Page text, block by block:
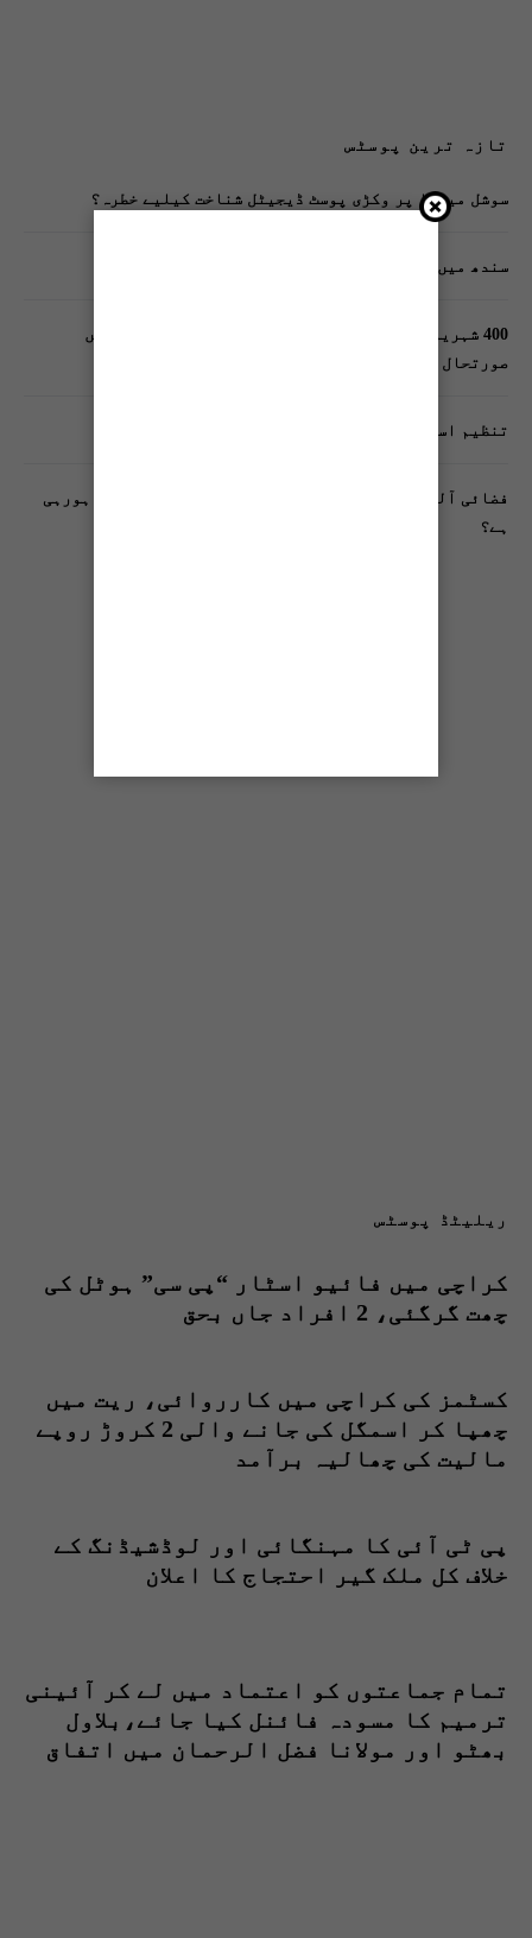
تازہ ترین پوسٹس
سوشل میڈیا پر وکڑی پوسٹ ڈیجیٹل شناخت کیلیے خطرہ؟
سندھ میں گاڑیوں کی انشورنس لازمی قرار
400 شہریوں کیلئے ایک پولیس اہلکار لازمی، کراچی میں
صورتحال کیا ہے؟
تنظیم اسلامی کے زیرِ اہتمام ملک گیر آگاہی مہم!
فضائی آلودگی انسانی دماغ کیلیے کیسے خطرناک ثابت ہورہی
ہے؟
ریلیٹڈ پوسٹس
کراچی میں فائیو اسٹار “پی سی” ہوٹل کی
چھت گرگئی، 2 افراد جاں بحق
کسٹمز کی کراچی میں کارروائی، ریت میں
چھپا کر اسمگل کی جانے والی 2 کروڑ روپے
مالیت کی چھالیہ برآمد
پی ٹی آئی کا مہنگائی اور لوڈشیڈنگ کے
خلاف کل ملک گیر احتجاج کا اعلان
تمام جماعتوں کو اعتماد میں لے کر آئینی
ترمیم کا مسودہ فائنل کیا جائے،بلاول
بھٹو اور مولانا فضل الرحمان میں اتفاق